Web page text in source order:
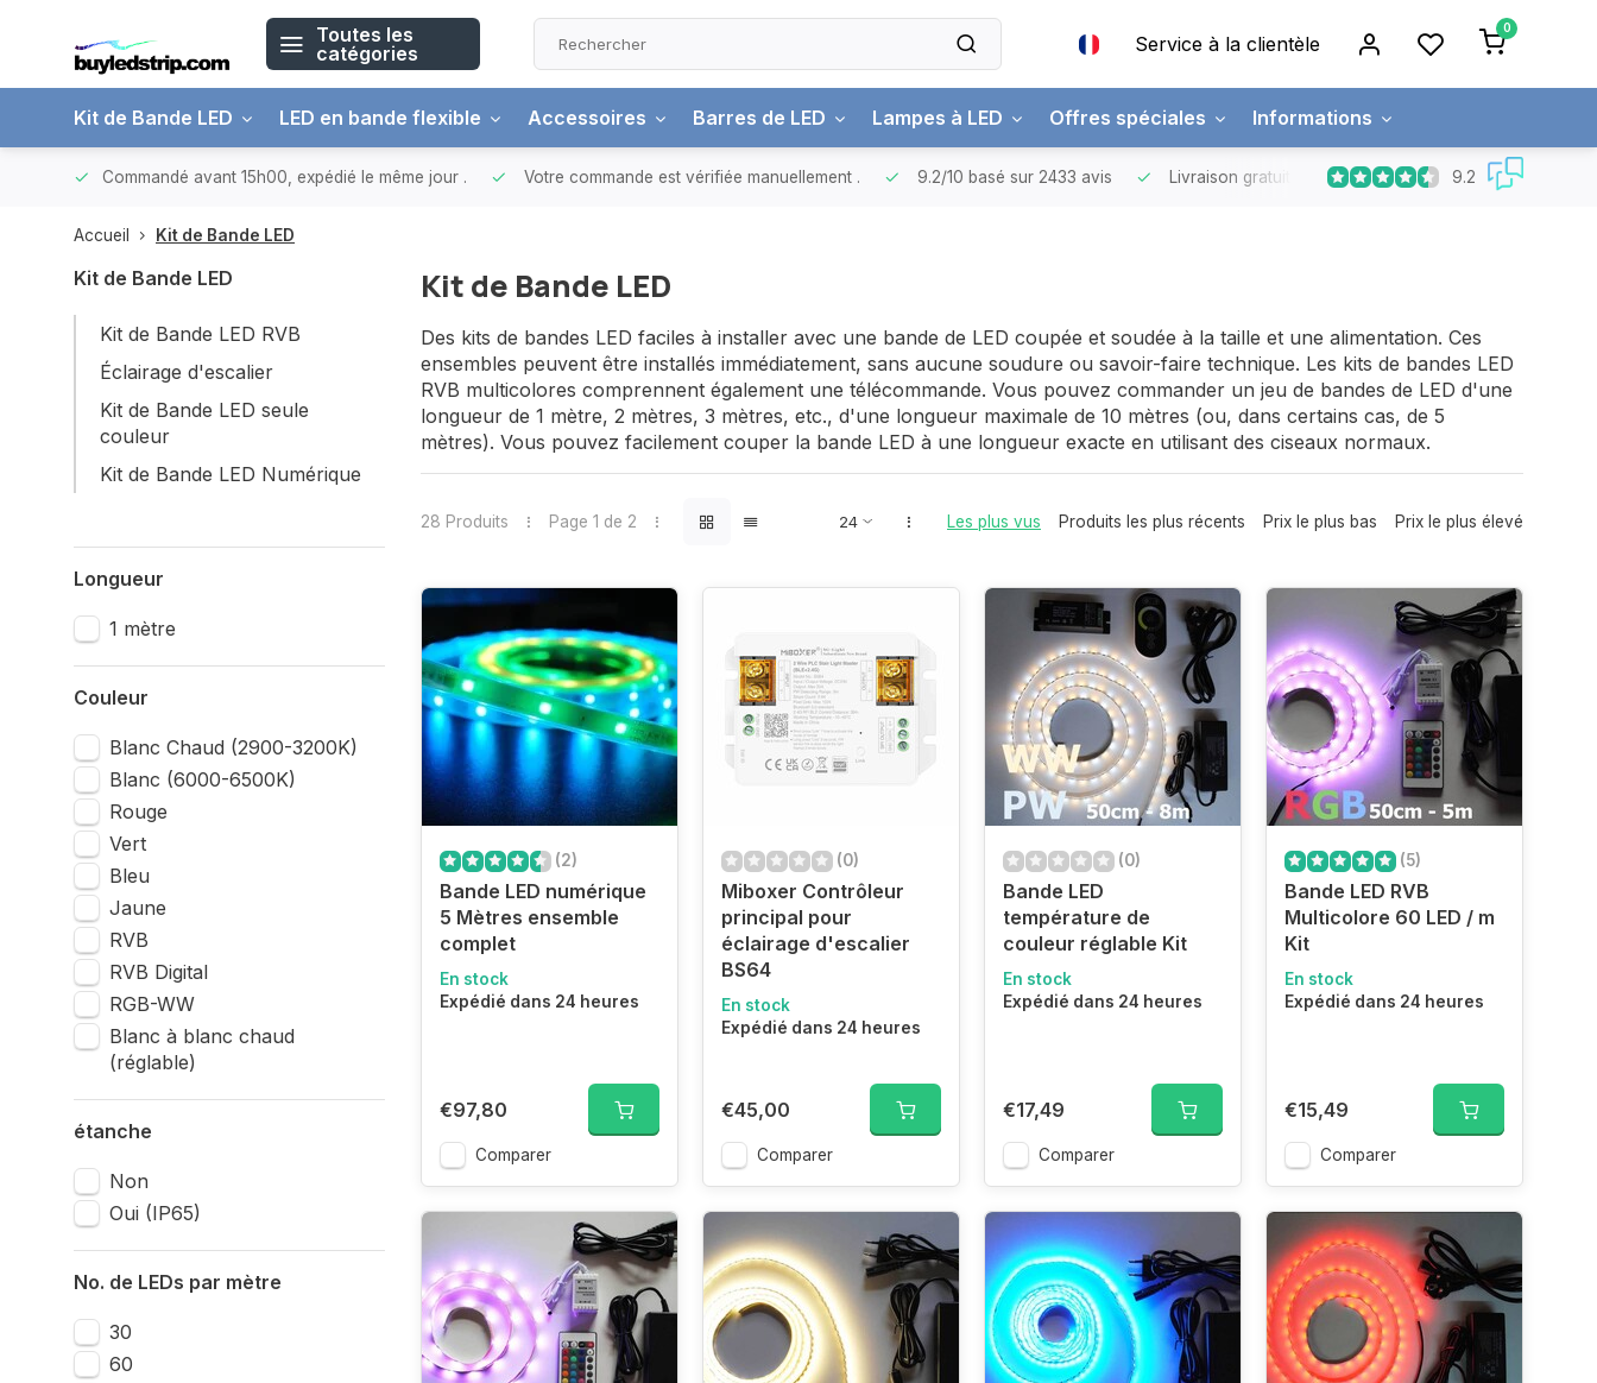
Toutes les
catégories
Service à la clientèle
0
Kit de Bande LED LED en bande flexible Accessoires Barres de LED Lampes à LED Offres spéciales Informations
Commandé avant 15h00, expédié le même jour . Votre commande est vérifiée manuellement . 9.2/10 basé sur 2433 avis Livraison gratuite Commandes supérieures à 150 €
9.2
Accueil Kit de Bande LED
Kit de Bande LED
Kit de Bande LED RVB
Éclairage d'escalier
Kit de Bande LED seule
couleur
Kit de Bande LED Numérique
Longueur
1 mètre
Couleur
Blanc Chaud (2900-3200K)
Blanc (6000-6500K)
Rouge
Vert
Bleu
Jaune
RVB
RVB Digital
RGB-WW
Blanc à blanc chaud
(réglable)
étanche
Non
Oui (IP65)
No. de LEDs par mètre
30
60
Kit de Bande LED
Des kits de bandes LED faciles à installer avec une bande de LED coupée et soudée à la taille et une alimentation. Ces
ensembles peuvent être installés immédiatement, sans aucune soudure ou savoir-faire technique. Les kits de bandes LED
RVB multicolores comprennent également une télécommande. Vous pouvez commander un jeu de bandes de LED d'une
longueur de 1 mètre, 2 mètres, 3 mètres, etc., d'une longueur maximale de 10 mètres (ou, dans certains cas, de 5
mètres). Vous pouvez facilement couper la bande LED à une longueur exacte en utilisant des ciseaux normaux.
28 Produits Page 1 de 2 Les plus vus Produits les plus récents Prix le plus bas Prix le plus élevé
(2)
Bande LED numérique
5 Mètres ensemble
complet
En stock
Expédié dans 24 heures
€97,80
Comparer
(0)
Miboxer Contrôleur
principal pour
éclairage d'escalier
BS64
En stock
Expédié dans 24 heures
€45,00
Comparer
(0)
Bande LED
température de
couleur réglable Kit
En stock
Expédié dans 24 heures
€17,49
Comparer
(5)
Bande LED RVB
Multicolore 60 LED / m
Kit
En stock
Expédié dans 24 heures
€15,49
Comparer